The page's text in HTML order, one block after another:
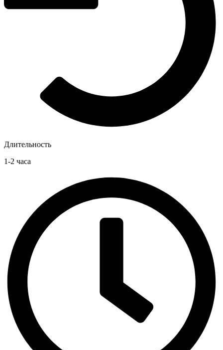
Длительность
1-2 часа